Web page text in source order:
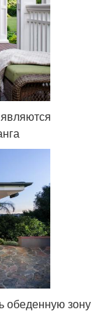
обеденную зону